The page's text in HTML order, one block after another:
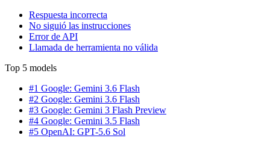
Respuesta incorrecta
No siguió las instrucciones
Error de API
Llamada de herramienta no válida
Top 5 models
#1 Google: Gemini 3.6 Flash
#2 Google: Gemini 3.6 Flash
#3 Google: Gemini 3 Flash Preview
#4 Google: Gemini 3.5 Flash
#5 OpenAI: GPT-5.6 Sol